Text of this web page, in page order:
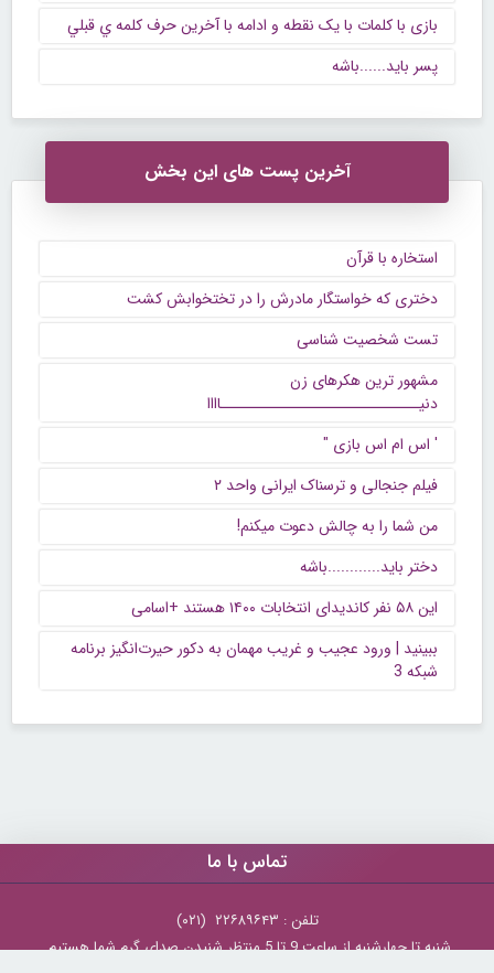
بازی با کلمات با یک نقطه و ادامه با آخرين حرف كلمه ي قبلي
پسر باید......باشه
آخرین پست های این بخش
استخاره با قرآن
دختری که خواستگار مادرش را در تختخوابش کشت
تست شخصیت شناسی
مشهور ترین هکرهای زن
دنیــــــــــــــــــــــــــــــاااا
' اس ام اس بازی "
فیلم جنجالی و ترسناک ایرانی واحد ۲
من شما را به چالش دعوت میکنم!
دختر باید............باشه
این ۵۸ نفر کاندیدای انتخابات ۱۴۰۰ هستند +اسامی
ببینید | ورود عجیب و غریب مهمان به دکور حیرت‌انگیز برنامه
شبکه 3
تماس با ما
تلفن : ۲۲۶۸۹۶۴۳ (۰۲۱)
شنبه تا چهارشنبه از ساعت 9 تا 5 منتظر شنیدن صدای گرم شما هستیم.